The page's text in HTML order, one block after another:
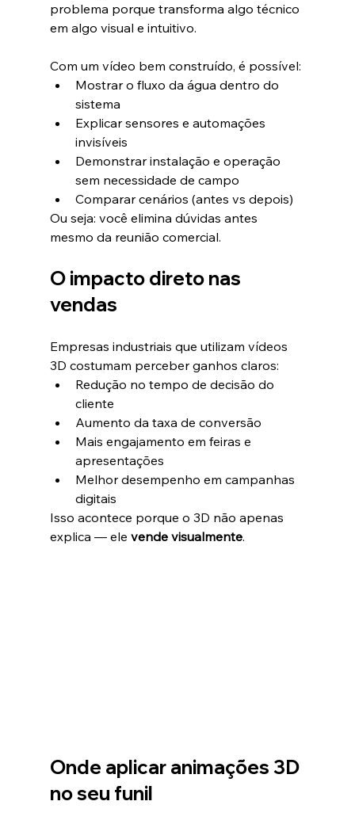
problema porque transforma algo técnico
em algo visual e intuitivo.
Com um vídeo bem construído, é possível:
Mostrar o fluxo da água dentro do
sistema
Explicar sensores e automações
invisíveis
Demonstrar instalação e operação
sem necessidade de campo
Comparar cenários (antes vs depois)
Ou seja: você elimina dúvidas antes
mesmo da reunião comercial.
O impacto direto nas
vendas
Empresas industriais que utilizam vídeos
3D costumam perceber ganhos claros:
Redução no tempo de decisão do
cliente
Aumento da taxa de conversão
Mais engajamento em feiras e
apresentações
Melhor desempenho em campanhas
digitais
Isso acontece porque o 3D não apenas
explica — ele vende visualmente.
Onde aplicar animações 3D
no seu funil